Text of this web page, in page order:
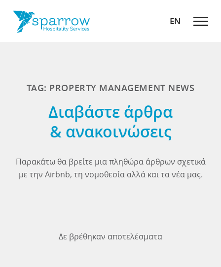
EN
TAG: PROPERTY MANAGEMENT NEWS
Διαβάστε άρθρα
& ανακοινώσεις
Παρακάτω θα βρείτε μια πληθώρα άρθρων σχετικά
με την Airbnb, τη νομοθεσία αλλά και τα νέα μας.
Δε βρέθηκαν αποτελέσματα